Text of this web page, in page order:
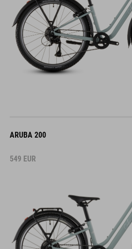
ARUBA 200
549 EUR